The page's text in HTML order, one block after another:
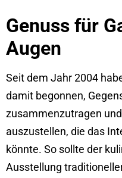
Genuss für
Augen
Seit dem Jahr 2004
damit begonnen,
zusammenzutragen
auszustellen, die das
könnte. So sollte der
Ausstellung